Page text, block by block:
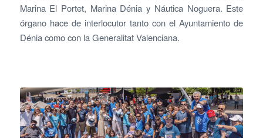
Marina El Portet, Marina Dénia y Náutica Noguera. Este
órgano hace de interlocutor tanto con el Ayuntamiento de
Dénia como con la Generalitat Valenciana.